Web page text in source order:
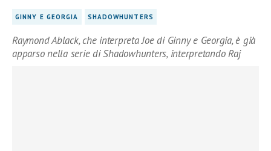
GINNY E GEORGIA SHADOWHUNTERS
Raymond Ablack, che interpreta Joe di Ginny e Georgia, è già
apparso nella serie di Shadowhunters, interpretando Raj